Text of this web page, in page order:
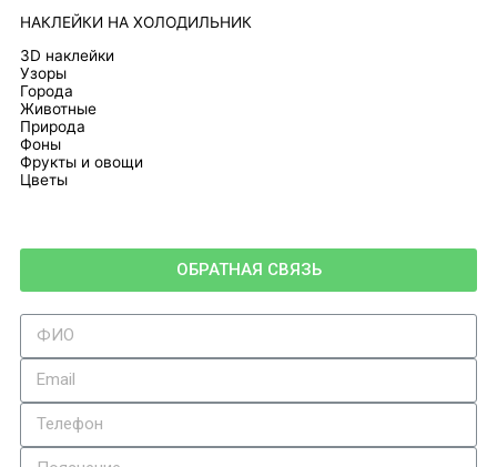
НАКЛЕЙКИ НА ХОЛОДИЛЬНИК
3D наклейки
Узоры
Города
Животные
Природа
Фоны
Фрукты и овощи
Цветы
ОБРАТНАЯ СВЯЗЬ